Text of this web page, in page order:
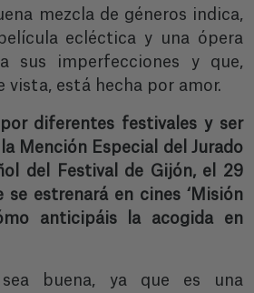
mezcla de géneros indica,
ecléctica y una ópera
sus imperfecciones y que,
vista, está hecha por amor.
por diferentes festivales y ser
Mención Especial del Jurado
del Festival de Gijón, el 29
se estrenará en cines ‘Misión
anticipáis la acogida en
sea buena, ya que es una